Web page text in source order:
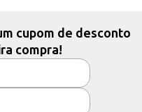
cupom de desconto
compra!